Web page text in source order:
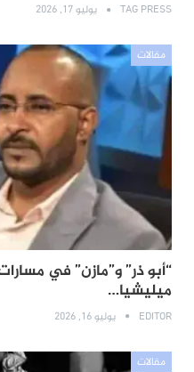
TAG PRESS يوليو 17, 2026
مقالات
“أبو ذر” و”مازن” في
ميليشيا…
EDITOR يوليو 16, 2026
مقالات